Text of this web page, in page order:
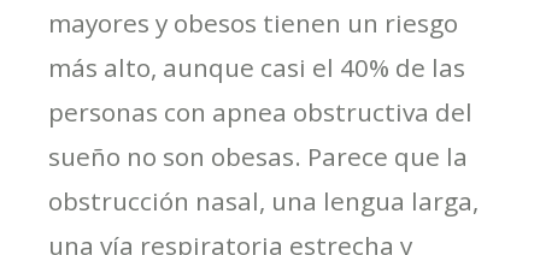
mayores y obesos tienen un riesgo
más alto, aunque casi el 40% de las
personas con apnea obstructiva del
sueño no son obesas. Parece que la
obstrucción nasal, una lengua larga,
una vía respiratoria estrecha y